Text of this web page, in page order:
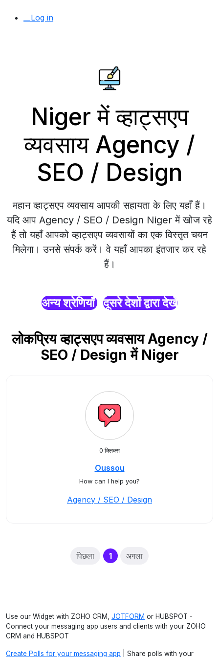
__Log in
Niger में व्हाट्सएप
व्यवसाय Agency /
SEO / Design
महान व्हाट्सएप व्यवसाय आपकी सहायता के लिए यहाँ हैं।
यदि आप Agency / SEO / Design Niger में खोज रहे
हैं तो यहाँ आपको व्हाट्सएप व्यवसायों का एक विस्तृत चयन
मिलेगा। उनसे संपर्क करें। वे यहाँ आपका इंतजार कर रहे
हैं।
अन्य श्रेणियाँ दूसरे देशों द्वारा देखें
लोकप्रिय व्हाट्सएप व्यवसाय Agency /
SEO / Design में Niger
0 क्लिक्स
Oussou
How can I help you?
Agency / SEO / Design
पिछला 1(current)
अगला
Use our Widget with ZOHO CRM, JOTFORM or HUBSPOT -
Connect your messaging app users and clients with your ZOHO
CRM and HUBSPOT
Create Polls for your messaging app | Share polls with your